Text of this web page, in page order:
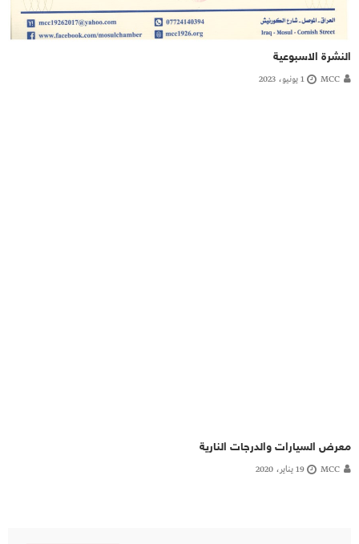
النشرة الاسبوعية
MCC 1 يونيو، 2023
معرض السيارات والدرجات النارية
MCC 19 يناير، 2020